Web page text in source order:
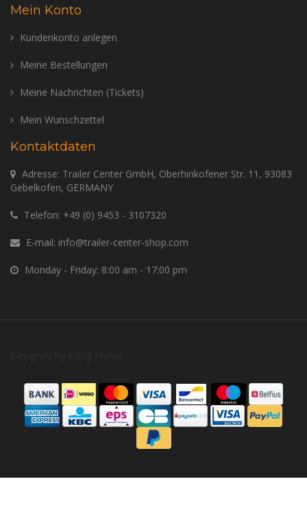
Mein Konto
Kundenkonto anlegen
Meine Bestellungen
Meine Nachrichten (Tickets)
Mein Wunschzettel
Kontaktdaten
Adresse: Trailer Center GmbH, Oberhinkofener Str. 11, 93083
Gebelkofen, GERMANY
Telefon: +49 (0) 9453 - 3107320
E-mail: info@trailer-center-shop.com
Monday - Friday: 8:00 am - 17:00 pm